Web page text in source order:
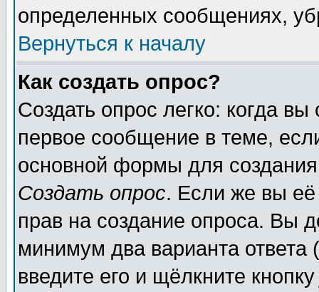
определенных сообщениях,
Вернуться к началу
Как создать опрос?
Создать опрос легко: когда
первое сообщение в теме,
основной формы для
Создать опрос. Если же вы её
прав на создание опроса. Вы
минимум два варианта ответа
введите его и щёлкните